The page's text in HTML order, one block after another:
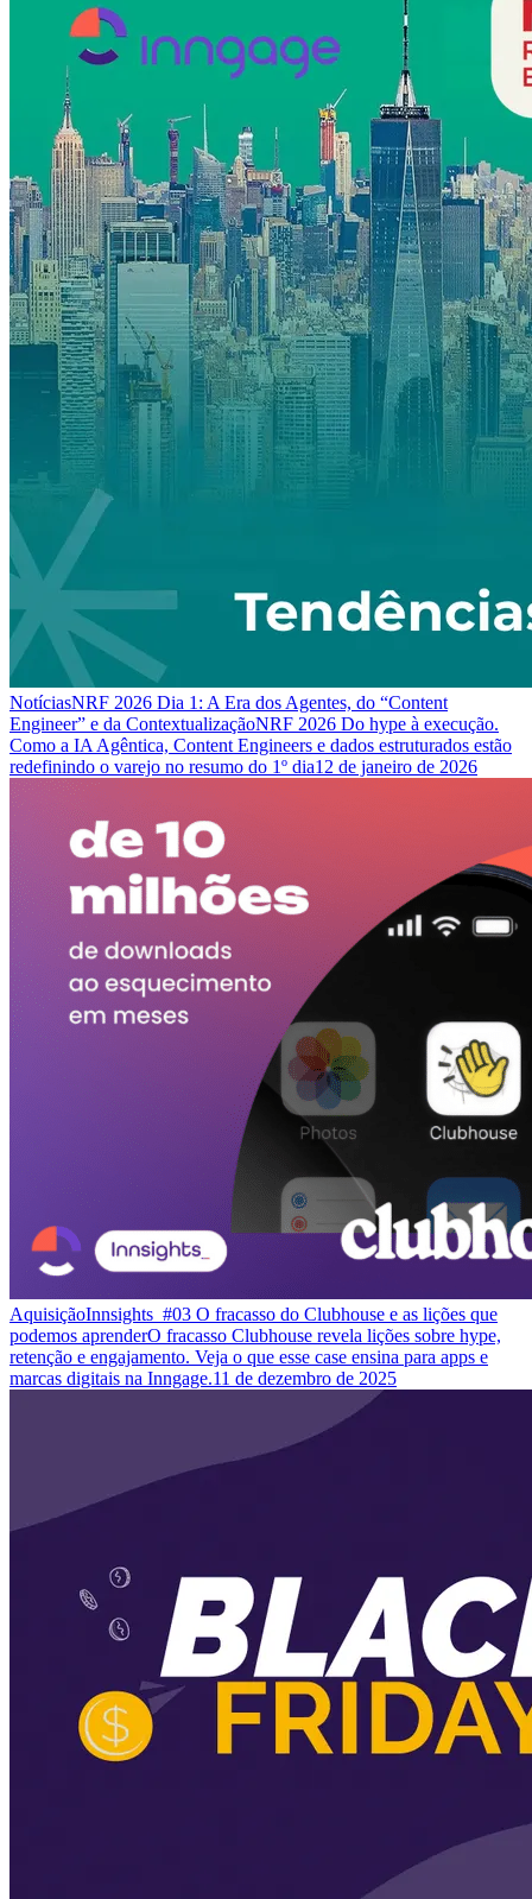
NotíciasNRF 2026 Dia 1: A Era dos Agentes, do “Content
Engineer” e da ContextualizaçãoNRF 2026 Do hype à execução.
Como a IA Agêntica, Content Engineers e dados estruturados estão
redefinindo o varejo no resumo do 1º dia12 de janeiro de 2026
AquisiçãoInnsights_#03 O fracasso do Clubhouse e as lições que
podemos aprenderO fracasso Clubhouse revela lições sobre hype,
retenção e engajamento. Veja o que esse case ensina para apps e
marcas digitais na Inngage.11 de dezembro de 2025